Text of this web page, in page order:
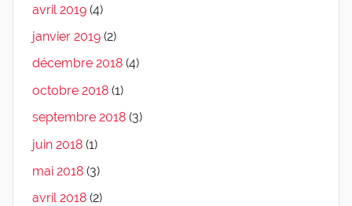
avril 2019 (4)
janvier 2019 (2)
décembre 2018 (4)
octobre 2018 (1)
septembre 2018 (3)
juin 2018 (1)
mai 2018 (3)
avril 2018 (2)